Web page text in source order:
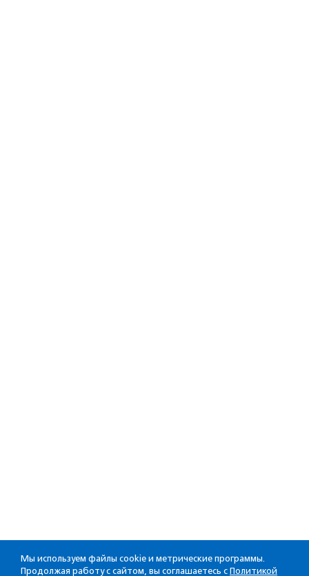
Мы используем файлы cookie и метрические программы.
Продолжая работу с сайтом, вы соглашаетесь с Политикой